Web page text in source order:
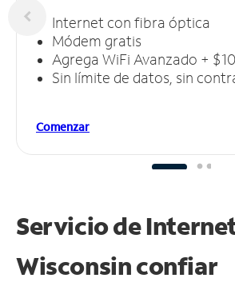
Internet con fibra óptica
Módem gratis
Agrega WiFi Avanzado +
Sin límite de datos, sin
Comenzar
Servicio de
Wisconsinconfiar